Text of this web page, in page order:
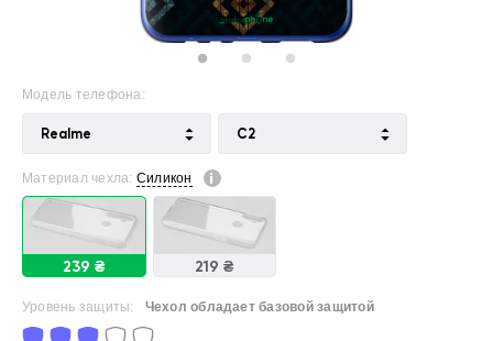
Модель телефона:
Realme C2
Материал чехла: Силикон
239 ₴ 219 ₴
Уровень защиты: Чехол обладает базовой защитой